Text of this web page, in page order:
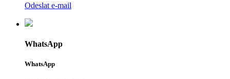
Odeslat e-mail
WhatsApp
WhatsApp